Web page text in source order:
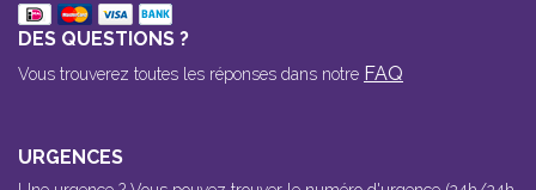
DES QUESTIONS ?
Vous trouverez toutes les réponses dans notre FAQ
URGENCES